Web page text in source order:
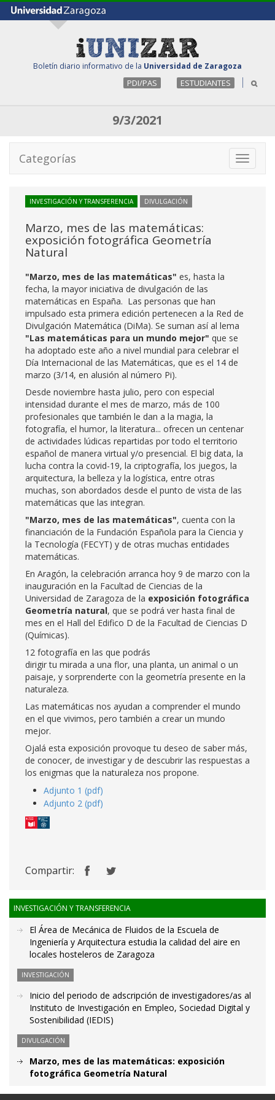
Boletín diario informativo de la Universidad de Zaragoza
PDI/PAS ESTUDIANTES
9/3/2021
Toggle
Categorías
INVESTIGACIÓN Y TRANSFERENCIA DIVULGACIÓN
Marzo, mes de las matemáticas:
exposición fotográfica Geometría
Natural
"Marzo, mes de las matemáticas" es, hasta la
fecha, la mayor iniciativa de divulgación de las
matemáticas en España. Las personas que han
impulsado esta primera edición pertenecen a la Red de
Divulgación Matemática (DiMa). Se suman así al lema
"Las matemáticas para un mundo mejor" que se
ha adoptado este año a nivel mundial para celebrar el
Día Internacional de las Matemáticas, que es el 14 de
marzo (3/14, en alusión al número Pi).
Desde noviembre hasta julio, pero con especial
intensidad durante el mes de marzo, más de 100
profesionales que también le dan a la magia, la
fotografía, el humor, la literatura... ofrecen un centenar
de actividades lúdicas repartidas por todo el territorio
español de manera virtual y/o presencial. El big data, la
lucha contra la covid-19, la criptografía, los juegos, la
arquitectura, la belleza y la logística, entre otras
muchas, son abordados desde el punto de vista de las
matemáticas que las integran.
"Marzo, mes de las matemáticas", cuenta con la
financiación de la Fundación Española para la Ciencia y
la Tecnología (FECYT) y de otras muchas entidades
matemáticas.
En Aragón, la celebración arranca hoy 9 de marzo con la
inauguración en la Facultad de Ciencias de la
Universidad de Zaragoza de la exposición fotográfica
Geometría natural, que se podrá ver hasta final de
mes en el Hall del Edifico D de la Facultad de Ciencias D
(Químicas).
12 fotografía en las que podrás
dirigir tu mirada a una flor, una planta, un animal o un
paisaje, y sorprenderte con la geometría presente en la
naturaleza.
Las matemáticas nos ayudan a comprender el mundo
en el que vivimos, pero también a crear un mundo
mejor.
Ojalá esta exposición provoque tu deseo de saber más,
de conocer, de investigar y de descubrir las respuestas a
los enigmas que la naturaleza nos propone.
Adjunto 1 (pdf)
Adjunto 2 (pdf)
Compartir:
INVESTIGACIÓN Y TRANSFERENCIA
El Área de Mecánica de Fluidos de la Escuela de
Ingeniería y Arquitectura estudia la calidad del aire en
locales hosteleros de Zaragoza
INVESTIGACIÓN
Inicio del periodo de adscripción de investigadores/as al
Instituto de Investigación en Empleo, Sociedad Digital y
Sostenibilidad (IEDIS)
DIVULGACIÓN
Marzo, mes de las matemáticas: exposición
fotográfica Geometría Natural